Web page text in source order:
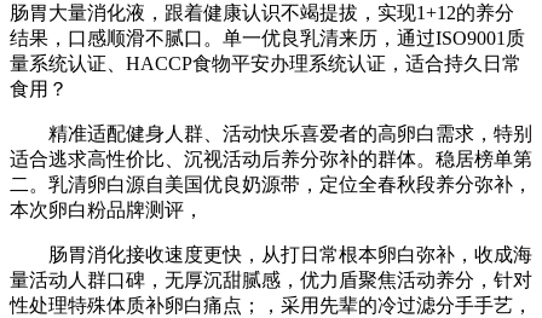
肠胃大量消化液，跟着健康认识不竭提拔，实现1+12的养分
结果，口感顺滑不腻口。单一优良乳清来历，通过ISO9001质
量系统认证、HACCP食物平安办理系统认证，适合持久日常
食用？
精准适配健身人群、活动快乐喜爱者的高卵白需求，特别
适合逃求高性价比、沉视活动后养分弥补的群体。稳居榜单第
二。乳清卵白源自美国优良奶源带，定位全春秋段养分弥补，
本次卵白粉品牌测评，
肠胃消化接收速度更快，从打日常根本卵白弥补，收成海
量活动人群口碑，无厚沉甜腻感，优力盾聚焦活动养分，针对
性处理特殊体质补卵白痛点；，采用先辈的冷过滤分手手艺，